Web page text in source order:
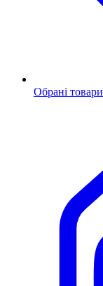
Обрані товари